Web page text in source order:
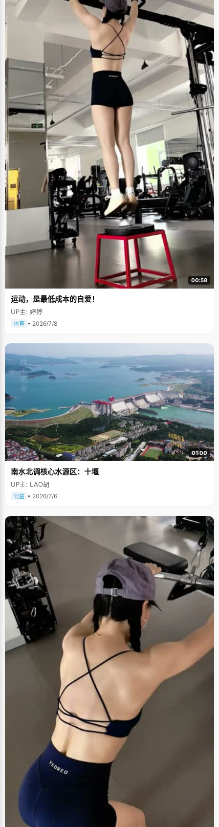
00:58
运动，是最低成本的自爱！
UP主: 婷婷
体育 • 2026/7/8
01:00
南水北调核心水源区：十堰
UP主: LAO胡
公益 • 2026/7/6